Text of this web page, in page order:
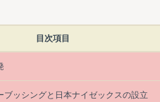
目次項目
ブッシングと日本ナイゼックスの設立